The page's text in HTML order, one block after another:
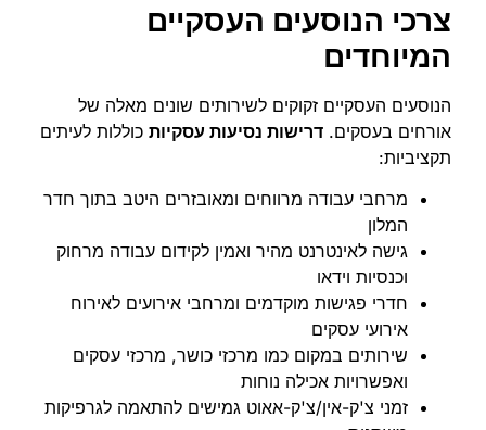
צרכי הנוסעים העסקיים
המיוחדים
הנוסעים העסקיים זקוקים לשירותים שונים מאלה של
אורחים בעסקים. דרישות נסיעות עסקיות כוללות לעיתים
תקציביות:
מרחבי עבודה מרווחים ומאובזרים היטב בתוך חדר
המלון
גישה לאינטרנט מהיר ואמין לקידום עבודה מרחוק
וכנסיות וידאו
חדרי פגישות מוקדמים ומרחבי אירועים לאירוח
אירועי עסקים
שירותים במקום כמו מרכזי כושר, מרכזי עסקים
ואפשרויות אכילה נוחות
זמני צ'ק-אין/צ'ק-אאוט גמישים להתאמה לגרפיקות